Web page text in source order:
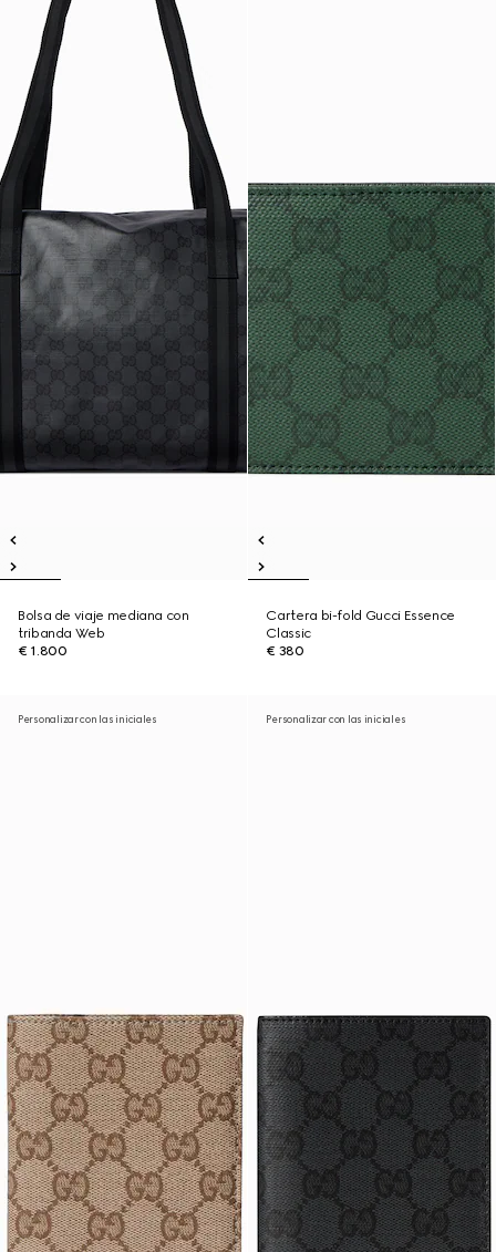
Bolsa de viaje mediana con
tribanda Web
€ 1.800
Cartera bi-fold Gucci Essence
Classic
€ 380
Personalizar con las iniciales Personalizar con las iniciales